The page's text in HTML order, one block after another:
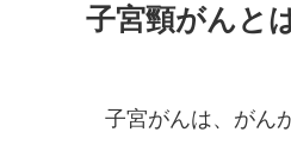
子宮頸がんと
子宮がんは、がん